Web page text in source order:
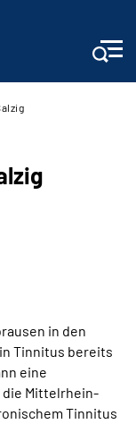
in den
Tinnitus bereits
eine
Mittelrhein-
Tinnitus